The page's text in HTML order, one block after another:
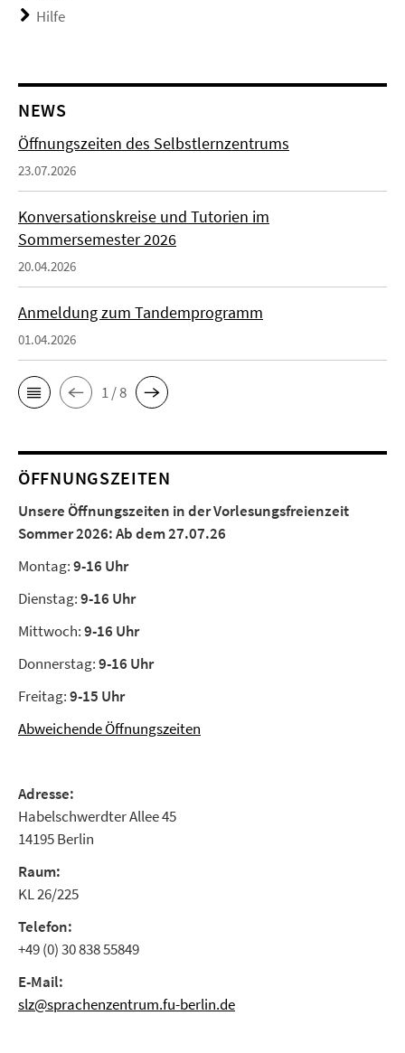
Hilfe
NEWS
Öffnungszeiten des Selbstlernzentrums
23.07.2026
Konversationskreise und Tutorien im
Sommersemester 2026
20.04.2026
Anmeldung zum Tandemprogramm
01.04.2026
1 / 8
ÖFFNUNGSZEITEN
Unsere Öffnungszeiten in der Vorlesungsfreienzeit
Sommer 2026:Ab dem 27.07.26
Montag:9-16 Uhr
Dienstag:9-16 Uhr
Mittwoch:9-16 Uhr
Donnerstag:9-16 Uhr
Freitag:9-15 Uhr
Abweichende Öffnungszeiten
Adresse:
Habelschwerdter Allee 45
14195 Berlin
Raum:
KL 26/225
Telefon:
+49 (0) 30 838 55849
E-Mail:
slz@sprachenzentrum.fu-berlin.de